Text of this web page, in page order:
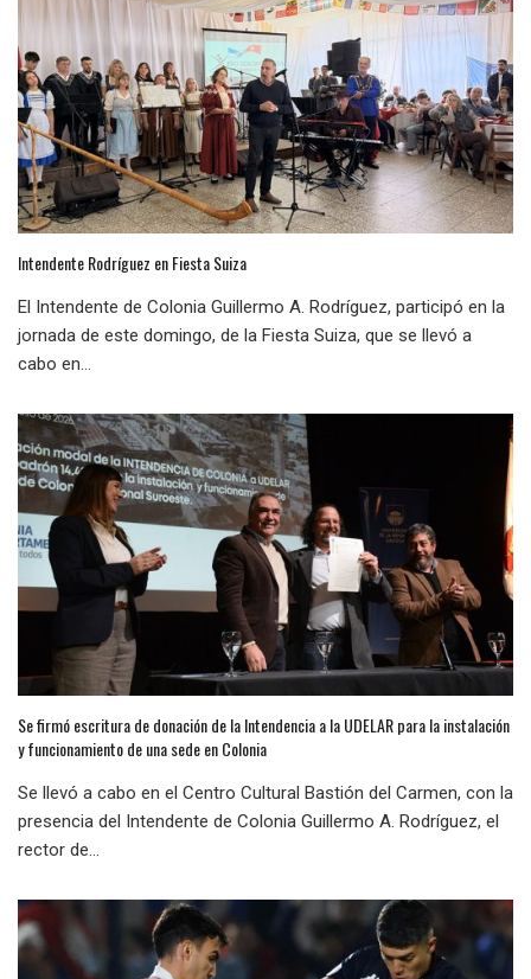
Intendente Rodríguez en Fiesta Suiza
El Intendente de Colonia Guillermo A. Rodríguez, participó en la
jornada de este domingo, de la Fiesta Suiza, que se llevó a
cabo en...
Se firmó escritura de donación de la Intendencia a la UDELAR para la instalación
y funcionamiento de una sede en Colonia
Se llevó a cabo en el Centro Cultural Bastión del Carmen, con la
presencia del Intendente de Colonia Guillermo A. Rodríguez, el
rector de...